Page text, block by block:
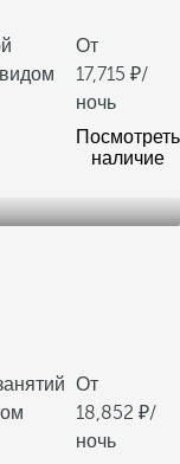
От
17,715
/
ночь
Посмотреть
наличие
От
18,852
/
ночь